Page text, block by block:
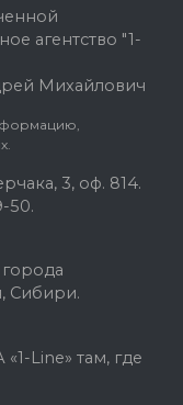
агентство "1-
Михайлович
3, оф. 814.
50.
Сибири.
Line» там, где